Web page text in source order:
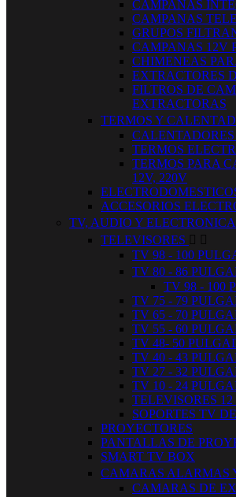
CAMPANAS
CAMPANAS
GRUPOS
CAMPANAS 12V
CHIMENEAS
EXTRACTORES
FILTROS DE
EXTRACTORAS
TERMOS Y
TERMOS
TERMOS PARA
12V, 220V
ACCESORIOS
TV, AUDIO Y
TELEVISORES  
TV 98 - 100
TV 80 - 86
TV 98 - 100
TV 75 - 79
TV 65 - 70
TV 55 - 60
TV 48- 50
TV 40 - 43
TV 27 - 32
TV 10 - 24
TELEVISORES
SOPORTES TV
PROYECTORES
PANTALLAS DE
SMART TV BOX
CAMARAS ALARMAS
CAMARAS DE